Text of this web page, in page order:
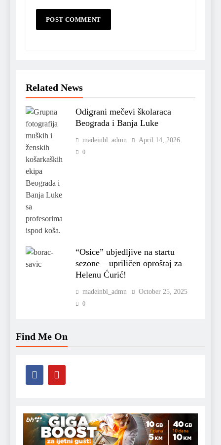
Related News
Odigrani mečevi školaraca
Beograda i Banja Luke
madeinbl_admn April 14, 2026
0
“Osice” ubjedljive na startu
sezone – upriličen oproštaj za
Helenu Ćurić!
madeinbl_admn October 25, 2025
0
Find Me On